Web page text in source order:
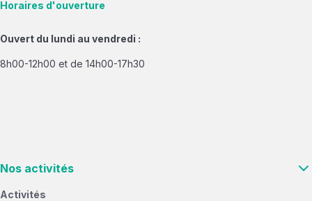
Horaires d'ouverture
Ouvert du lundi au vendredi :
8h00-12h00 et de 14h00-17h30
Nos activités
Activités